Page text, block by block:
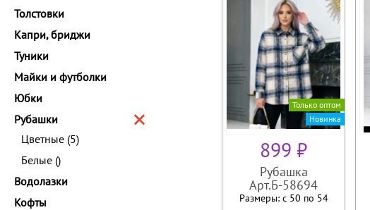
Толстовки
Капри, бриджи
Туники
Майки и футболки
Юбки
Рубашки
Цветные (5)
Белые ()
Водолазки
Кофты
Новинка
Только оптом
899 ₽
Рубашка
Арт.Б-58694
Размеры: с 50 по 54